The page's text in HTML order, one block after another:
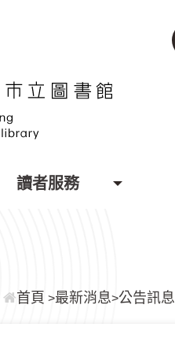
讀者服務
首頁 >最新消息>公告訊息